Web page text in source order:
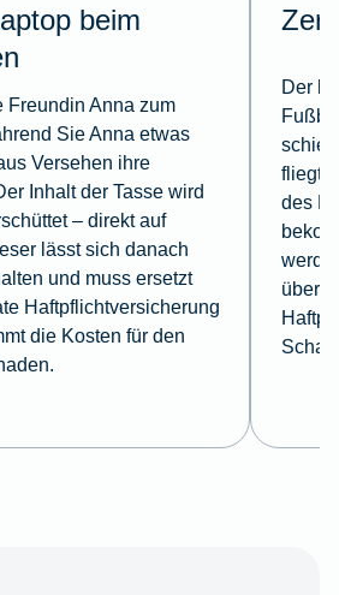
beim
Freundin Anna zum
Sie Anna etwas
Versehen ihre
Inhalt der Tasse wird
– direkt auf
lässt sich danach
und muss ersetzt
Haftpflichtversicherung
die Kosten für den
Der
fliegt
des